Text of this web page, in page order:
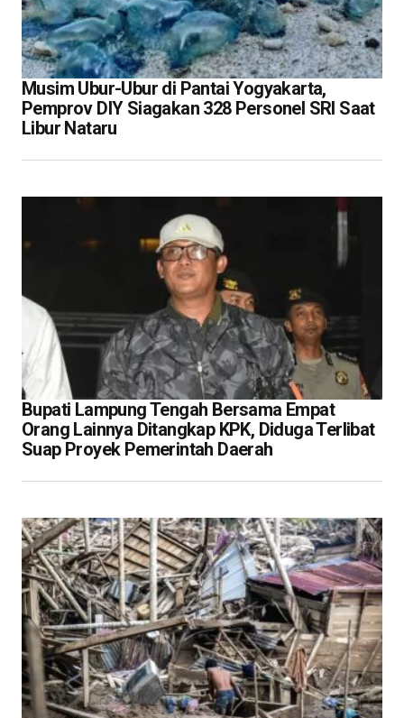
Musim Ubur-Ubur di Pantai Yogyakarta,
Pemprov DIY Siagakan 328 Personel SRI Saat
Libur Nataru
Bupati Lampung Tengah Bersama Empat
Orang Lainnya Ditangkap KPK, Diduga Terlibat
Suap Proyek Pemerintah Daerah